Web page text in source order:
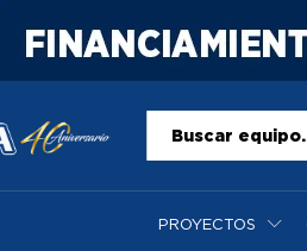
Todo
PROYECTOS